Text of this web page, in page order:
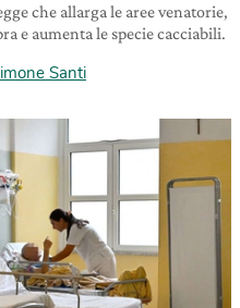
che allarga le aree venatorie,
e aumenta le specie cacciabili.
Santi